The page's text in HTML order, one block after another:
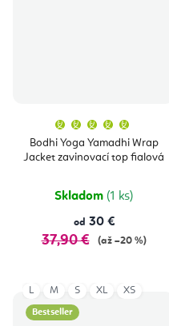
Bodhi Yoga Yamadhi Wrap
Jacket zavinovací top fialová
je
5,0
Skladom (1 ks)
od 30 €
37,90 € (až –20 %)
Bestseller
L M S XL XS